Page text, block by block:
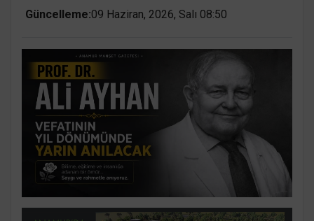
Güncelleme:09 Haziran, 2026, Salı 08:50